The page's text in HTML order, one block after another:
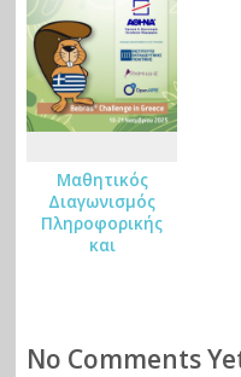
ομιλία –
συζήτηση
Μαθητικός
Διαγωνισμός
Πληροφορικής
και
No Comments